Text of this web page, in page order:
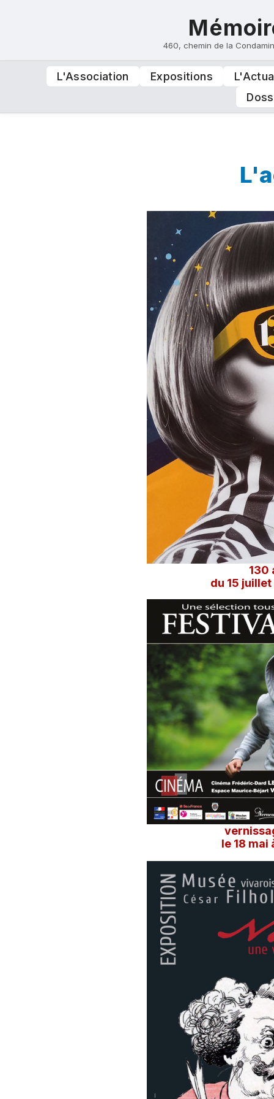
460, chemin de la
L'Association Expositions
130
du 15 juillet
le 18 mai